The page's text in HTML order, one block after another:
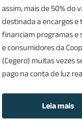
assim, mais de 50% do
destinada a encargos
financiam programas e
e consumidores da
(Cegero) muitas vezes
pago na conta de luz
Leia mais